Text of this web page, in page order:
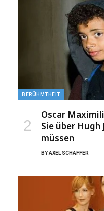
BERÜHMTHEIT
Oscar
Sie über Hugh
müssen
BYAXEL SCHAFFER